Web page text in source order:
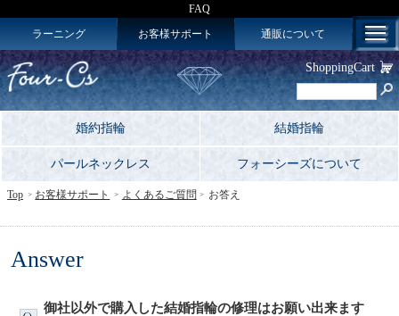
FAQ
ラーニング
お客様サポート 通販について
婚約指輪 結婚指輪
パールネックレス フォーシーズについて
Answer
御社以外で購入した結婚指輪の修理はお願い出来ます
Top お客様サポート よくあるご質問 お答え
ShoppingCart